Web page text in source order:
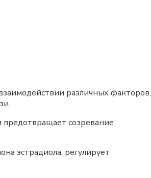
различных факторов,
предотвращает созревание
эстрадиола, регулирует